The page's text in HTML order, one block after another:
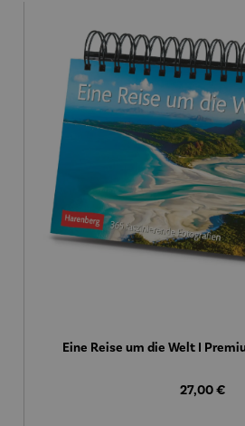
Eine Reise um die Welt I
Regulärer
27,00 €